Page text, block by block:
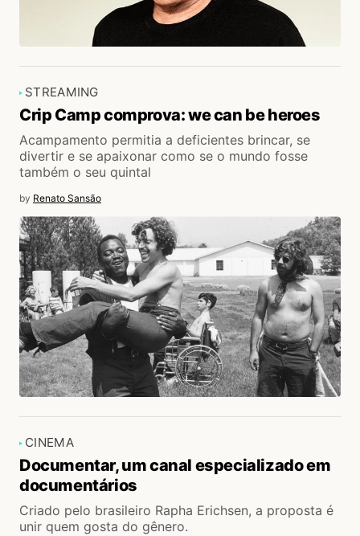
STREAMING
Crip Camp comprova: we can be heroes
Acampamento permitia a deficientes brincar, se
divertir e se apaixonar como se o mundo fosse
também o seu quintal
by Renato Sansão
CINEMA
Documentar, um canal especializado em
documentários
Criado pelo brasileiro Rapha Erichsen, a proposta é
unir quem gosta do gênero.